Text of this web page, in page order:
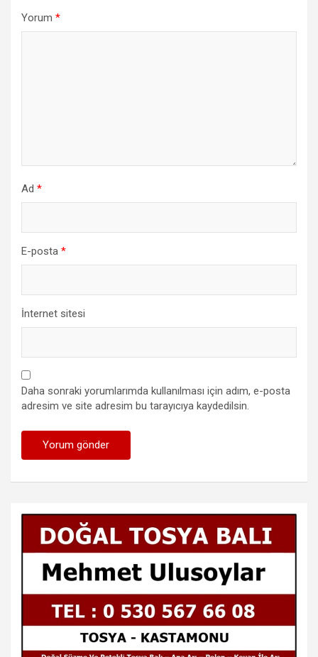
Yorum *
Ad *
E-posta *
İnternet sitesi
Daha sonraki yorumlarımda kullanılması için adım, e-posta
adresim ve site adresim bu tarayıcıya kaydedilsin.